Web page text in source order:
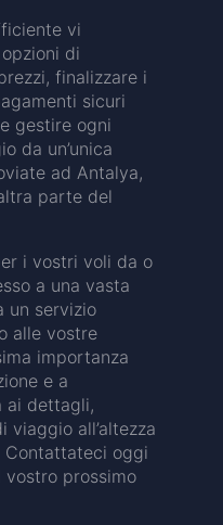
vi
di
finalizzare i
sicuri
gestire ogni
da un’unica
ad Antalya,
parte del
i vostri voli da o
a una vasta
un servizio
alle vostre
importanza
e a
ai dettagli,
viaggio all’altezza
oggi
vostro prossimo